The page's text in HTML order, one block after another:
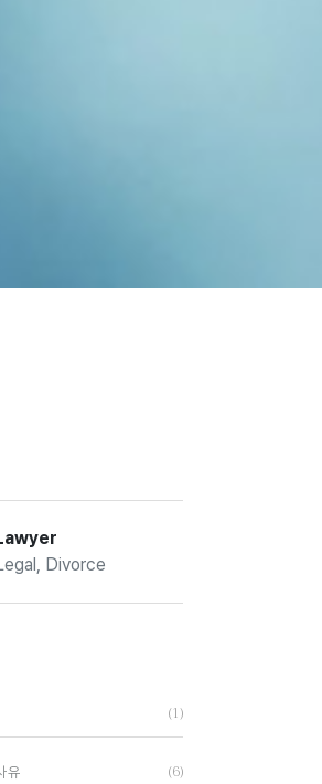
Divorce
(1)
유 (6)